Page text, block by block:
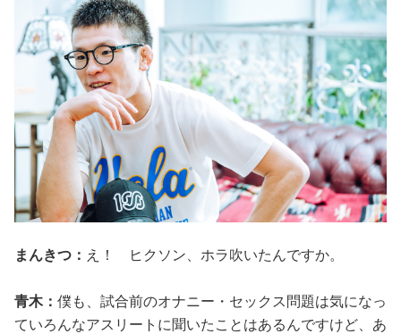
まんきつ： え！ ヒクソン、ホラ吹いたんですか。
青木： 僕も、試合前のオナニー・セックス問題は気になっ
ていろんなアスリートに聞いたことはあるんですけど、あ